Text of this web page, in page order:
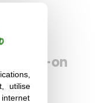
utilise
t-on